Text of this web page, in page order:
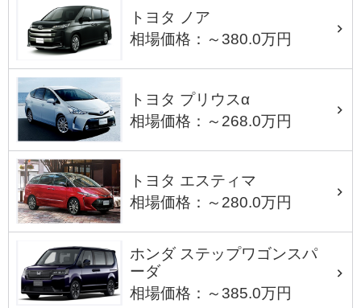
トヨタ ノア
相場価格：～380.0万円
トヨタ プリウスα
相場価格：～268.0万円
トヨタ エスティマ
相場価格：～280.0万円
ホンダ ステップワゴンスパ
ーダ
相場価格：～385.0万円